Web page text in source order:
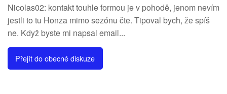
Nicolas02: kontakt touhle formou je v pohodě, jenom nevím
jestli to tu Honza mimo sezónu čte. Tipoval bych, že spíš
ne. Když byste mi napsal email...
Přejít do obecné diskuze